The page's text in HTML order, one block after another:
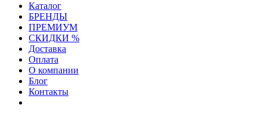
Каталог
БРЕНДЫ
ПРЕМИУМ
СКИДКИ %
Доставка
Оплата
О компании
Блог
Контакты